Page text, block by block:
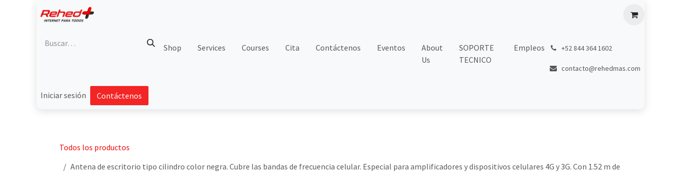
Shop Services Courses Cita Contáctenos Eventos
About
Us
SOPORTE
TECNICO
Empleos +52 844 364 1602
contacto@rehedmas.com
Iniciar sesión Contáctenos
Todos los productos
Antena de escritorio tipo cilindro color negra. Cubre las bandas de frecuencia celular. Especial para amplificadores y dispositivos celulares 4G y 3G. Con 1.52 m de